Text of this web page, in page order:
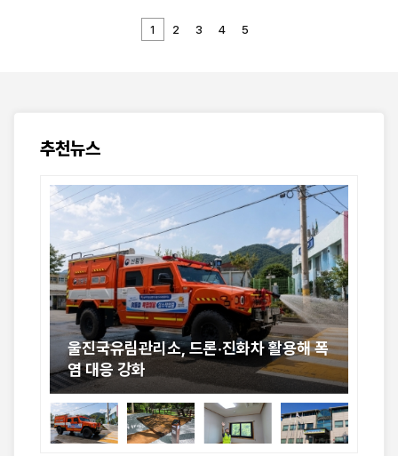
1 2 3 4 5
추천뉴스
울진국유림관리소, 드론·진화차 활용해 폭
염 대응 강화